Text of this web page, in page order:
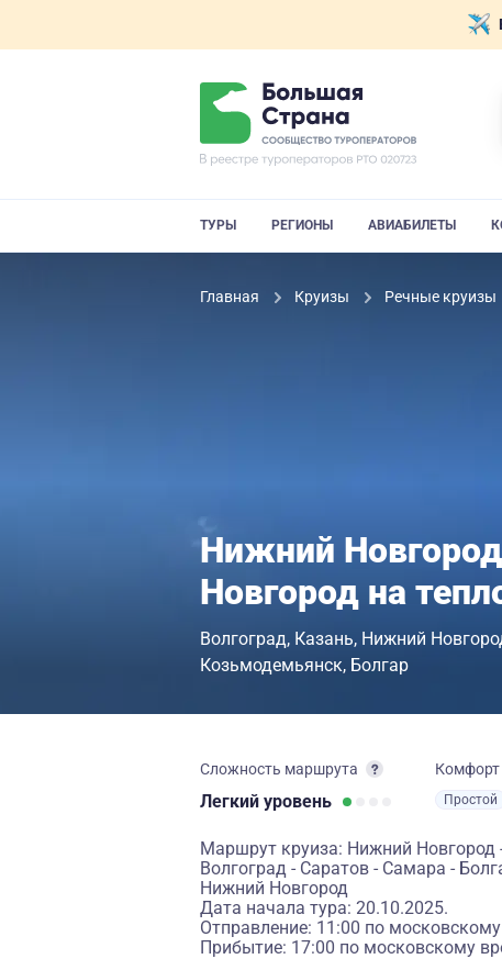
ТУРЫ РЕГИОНЫ АВИАБИЛЕТЫ
Главная Круизы Речные круизы
Нижний
Новгород на
Волгоград Казань Нижний
Козьмодемьянск Болгар
Сложность маршрута
Легкий уровень
Комфорт
Простой
Маршрут круиза: Нижний Новгород
Волгоград - Саратов - Самара -
Нижний Новгород
Дата начала тура: 20.10.2025.
Отправление: 11:00 по
Прибытие: 17:00 по московскому